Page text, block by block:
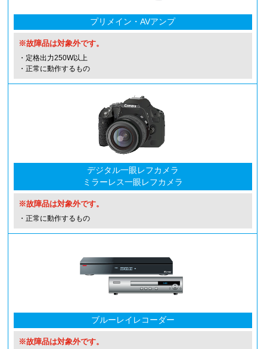
プリメイン・AVアンプ
※故障品は対象外です。
・定格出力250W以上
・正常に動作するもの
デジタル一眼レフカメラ
ミラーレス一眼レフカメラ
※故障品は対象外です。
・正常に動作するもの
ブルーレイレコーダー
※故障品は対象外です。